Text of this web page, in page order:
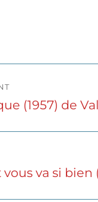
(1957) de
vous va si